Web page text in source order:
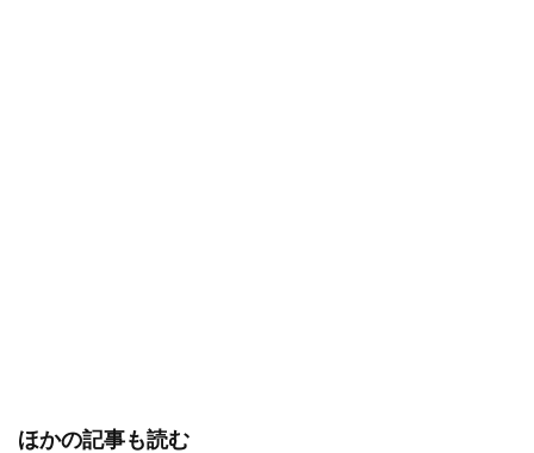
ほかの記事も読む